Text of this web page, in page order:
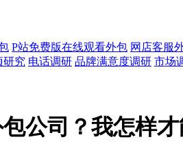
P站免费版在线观看外包 网店客服
研究 电话调研 品牌满意度调研 市场
公司？我怎样